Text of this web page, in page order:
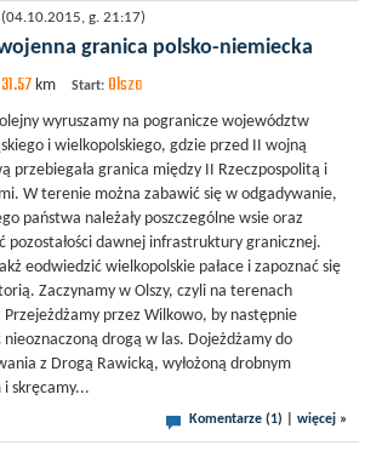
(04.10.2015, g. 21:17)
granica polsko-niemiecka
31.57 km Start: Olsza
wyruszamy na pogranicze województw
i wielkopolskiego, gdzie przed II wojną
przebiegała granica między II Rzeczpospolitą i
W terenie można zabawić się w odgadywanie,
państwa należały poszczególne wsie oraz
pozostałości dawnej infrastruktury granicznej.
eodwiedzić wielkopolskie pałace i zapoznać się
Zaczynamy w Olszy, czyli na terenach
Przejeżdżamy przez Wilkowo, by następnie
nieoznaczoną drogą w las. Dojeżdżamy do
z Drogą Rawicką, wyłożoną drobnym
i skręcamy...
Komentarze (1) więcej »